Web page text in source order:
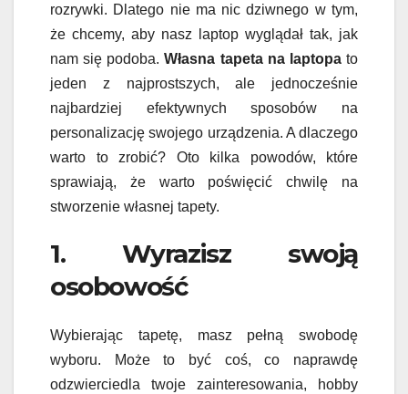
rozrywki. Dlatego nie ma nic dziwnego w tym,
że chcemy, aby nasz laptop wyglądał tak, jak
nam się podoba.Własna tapeta na laptopato
jeden z najprostszych, ale jednocześnie
najbardziej efektywnych sposobów na
personalizację swojego urządzenia. A dlaczego
warto to zrobić? Oto kilka powodów, które
sprawiają, że warto poświęcić chwilę na
stworzenie własnej tapety.
1. Wyrazisz swoją
osobowość
Wybierając tapetę, masz pełną swobodę
wyboru. Może to być coś, co naprawdę
odzwierciedla twoje zainteresowania, hobby